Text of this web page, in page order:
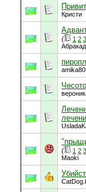
Кристи
( 1 2 3
( 1 2 3
Maoki